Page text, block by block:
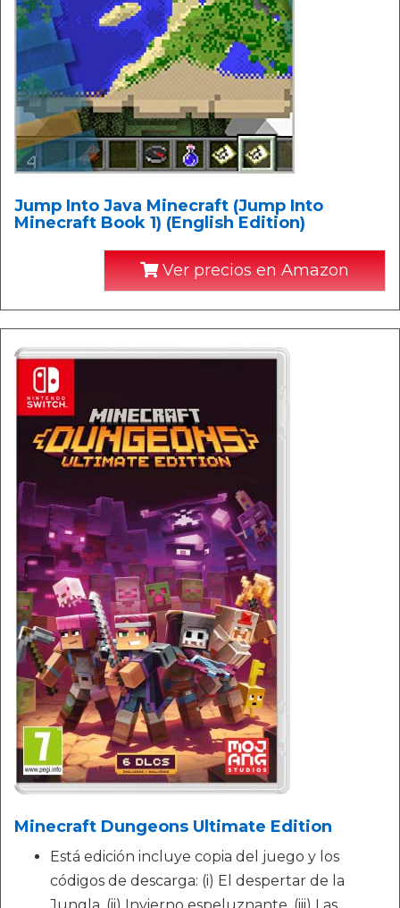
Jump Into Java Minecraft (Jump Into
Minecraft Book 1) (English Edition)
Ver precios en Amazon
Minecraft Dungeons Ultimate Edition
Está edición incluye copia del juego y los
códigos de descarga: (i) El despertar de la